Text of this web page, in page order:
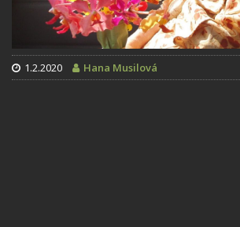
1.2.2020 Hana Musilová